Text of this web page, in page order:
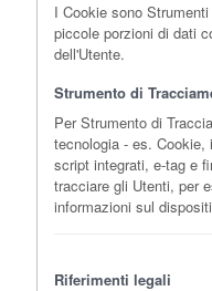
I Cookie sono
piccole porzioni di dati
dell'Utente.
Strumento di
Per Strumento di
tecnologia - es.
script integrati, e-tag e
tracciare gli Utenti, per
informazioni sul
Riferimenti legali